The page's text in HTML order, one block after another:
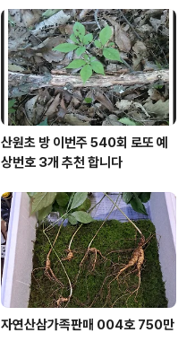
산원초 방 이번주 540회 로또 예
상번호 3개 추천 합니다
자연산삼가족판매 004호 750만